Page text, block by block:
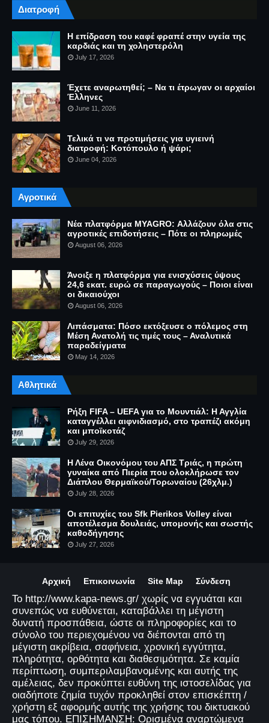
Διατροφή
Η επίδραση του καφέ φραπέ στην υγεία της
καρδιάς και τη χοληστερόλη
July 17, 2026
Έχετε αναρωτηθεί; – Να τι έτρωγαν οι αρχαίοι
Έλληνες
June 11, 2026
Τελικά τι να προτιμήσεις για υγιεινή
διατροφή: Κοτόπουλο ή ψάρι;
June 04, 2026
Αγροτικά
Νέα πλατφόρμα MYAGRO: Αλλάζουν όλα στις
αγροτικές επιδοτήσεις – Πότε οι πληρωμές
August 06, 2026
Άνοιξε η πλατφόρμα για ενισχύσεις ύψους
24,6 εκατ. ευρώ σε παραγωγούς – Ποιοι είναι
οι δικαιούχοι
August 06, 2026
Λιπάσματα: Πόσο εκτόξευσε ο πόλεμος στη
Μέση Ανατολή τις τιμές τους – Αναλυτικά
παραδείγματα
May 14, 2026
Αθλητικά
Ρήξη FIFA – UEFA για το Μουντιάλ: Η Αγγλία
καταγγέλλει αιφνιδιασμό, στο τραπέζι ακόμη
και μποϊκοτάζ
July 29, 2026
Η Λένα Οικονόμου του ΑΠΣ Τριάς, η πρώτη
γυναίκα από Πιερία που ολοκλήρωσε τον
Διάπλου Θερμαϊκού/Τορωναίου (26χλμ.)
July 28, 2026
Οι επιτυχίες του Sfk Pierikos Volley είναι
αποτέλεσμα δουλειάς, υπομονής και σωστής
καθοδήγησης
July 27, 2026
Αρχική Επικοινωνία Site Map Σύνδεση
Το http://www.kapa-news.gr/ χωρίς να εγγυάται και
συνεπώς να ευθύνεται, καταβάλλει τη μέγιστη
δυνατή προσπάθεια, ώστε οι πληροφορίες και το
σύνολο του περιεχομένου να διέπονται από τη
μέγιστη ακρίβεια, σαφήνεια, χρονική εγγύτητα,
πληρότητα, ορθότητα και διαθεσιμότητα. Σε καμία
περίπτωση, συμπεριλαμβανομένης και αυτής της
αμέλειας, δεν προκύπτει ευθύνη της ιστοσελίδας για
οιαδήποτε ζημία τυχόν προκληθεί στον επισκέπτη /
χρήστη εξ αφορμής αυτής της χρήσης του δικτυακού
μας τόπου. ΕΠΙΣΗΜΑΝΣΗ: Ορισμένα αναρτώμενα